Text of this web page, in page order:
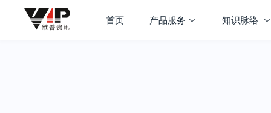
首页 产品服务 知识脉络